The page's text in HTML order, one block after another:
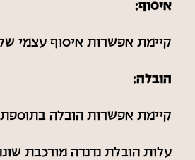
איסוף:
קיימת אפשרות איסוף עצמי
הובלה:
קיימת אפשרות הובלה
עלות הובלת נדנדה מורכבת